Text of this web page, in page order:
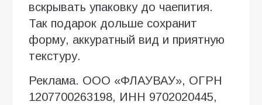
вскрывать упаковку до чаепития.
Так подарок дольше сохранит
форму, аккуратный вид и приятную
текстуру.
Реклама. ООО «ФЛАУВАУ», ОГРН
1207700263198, ИНН 9702020445,